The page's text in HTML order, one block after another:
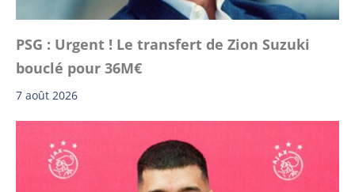
PSG : Urgent ! Le transfert de Zion Suzuki
bouclé pour 36M€
7 août 2026